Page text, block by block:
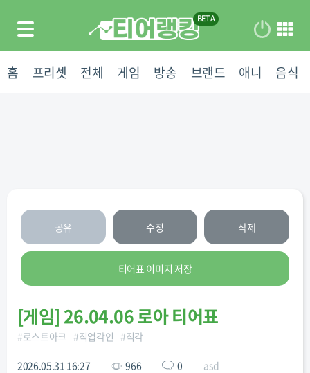
홈 프리셋 전체 게임 방송 브랜드 애니 음식
공유 수정 삭제
티어표 이미지 저장
[게임] 26.04.06 로아 티어표
#로스트아크 #직업각인 #직각
2026.05.31 16:27 966 0 asd